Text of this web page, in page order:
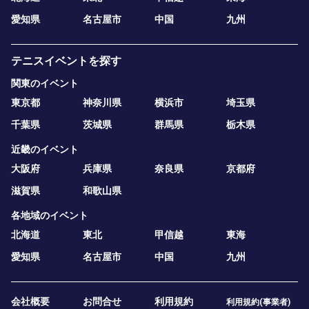
愛知県
名古屋市 中国 九州
テニスイベントを探す
関東のイベント
東京都
神奈川県 横浜市
埼玉県
千葉県
茨城県 群馬県 栃木県
近畿のイベント
大阪府
兵庫県 奈良県
京都府
滋賀県
和歌山県
各地域のイベント
北海道
東北 甲信越
東海
愛知県
名古屋市 中国 九州
会社概要 お問合せ 利用規約 利用規約(事業者)